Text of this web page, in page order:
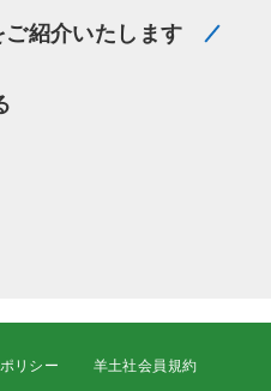
紹介いたします
リシー
羊土社会員規約